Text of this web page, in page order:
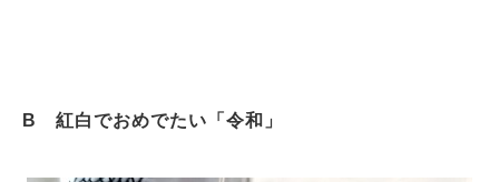
B 紅白でおめでたい「令和」